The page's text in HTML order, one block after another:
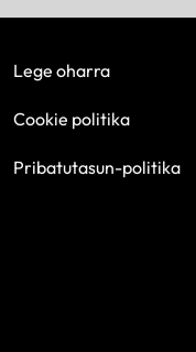
Lege oharra
Cookie politika
Pribatutasun-politika